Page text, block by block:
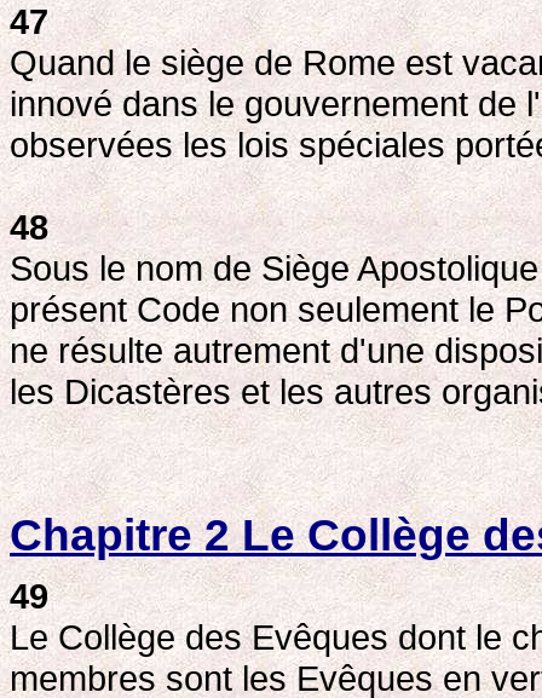
47
Quand le siège de Rome est
innové dans le gouvernement de
observées les lois spéciales
48
Sous le nom de Siège
présent Code non seulement le
ne résulte autrement d'une
les Dicastères et les autres
Chapitre 2 Le Collège
49
Le Collège des Evêques dont le
membres sont les Evêques en